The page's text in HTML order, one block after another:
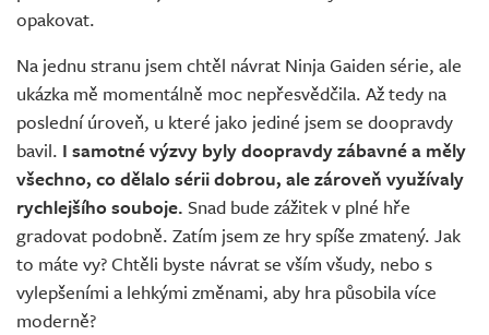
opakovat.
Na jednu stranu jsem chtěl návrat Ninja Gaiden série, ale
ukázka mě momentálně moc nepřesvědčila. Až tedy na
poslední úroveň, u které jako jediné jsem se doopravdy
bavil. I samotné výzvy byly doopravdy zábavné a měly
všechno, co dělalo sérii dobrou, ale zároveň využívaly
rychlejšího souboje. Snad bude zážitek v plné hře
gradovat podobně. Zatím jsem ze hry spíše zmatený. Jak
to máte vy? Chtěli byste návrat se vším všudy, nebo s
vylepšeními a lehkými změnami, aby hra působila více
moderně?